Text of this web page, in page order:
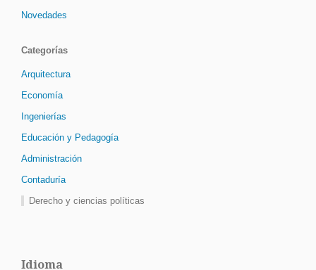
Novedades
Categorías
Arquitectura
Economía
Ingenierías
Educación y Pedagogía
Administración
Contaduría
Derecho y ciencias políticas
Idioma